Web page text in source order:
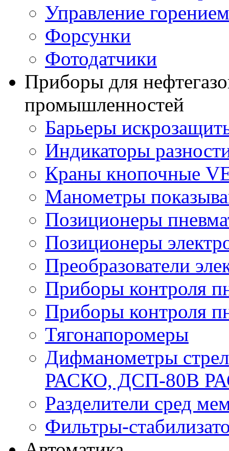
Управление горением
Форсунки
Фотодатчики
Приборы для
промышленностей
Барьеры
Индикаторы
Краны кнопочные
Манометры
Позиционеры
Позиционеры
Преобразователи
Приборы контроля
Приборы контроля
Тягонапоромеры
Дифманометры
РАСКО, ДСП-80В
Разделители сред
Фильтры-